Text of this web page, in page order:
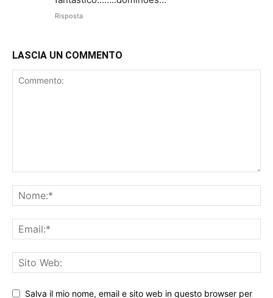
Risposta
LASCIA UN COMMENTO
Salva il mio nome, email e sito web in questo browser per